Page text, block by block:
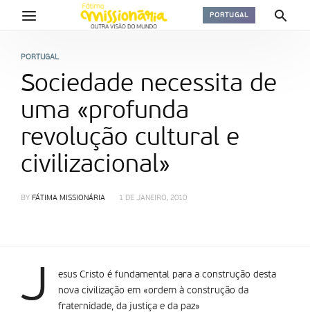
PORTUGAL
PORTUGAL
Sociedade necessita de
uma «profunda
revolução cultural e
civilizacional»
BY FÁTIMA MISSIONÁRIA 1 DE JANEIRO, 2010
J
esus Cristo é fundamental para a construção desta
nova civilização em «ordem à construção da
fraternidade, da justiça e da paz»